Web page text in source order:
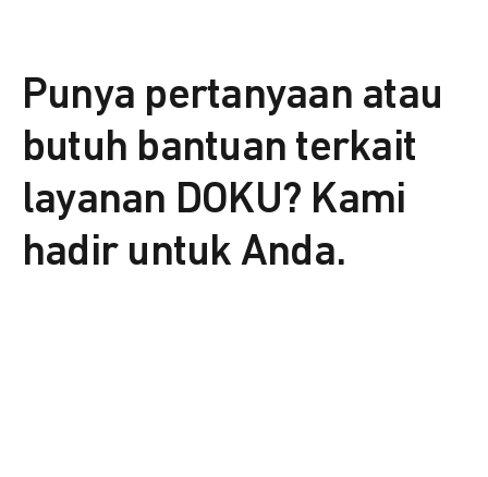
Punya pertanyaan atau
butuh bantuan terkait
layanan DOKU? Kami
hadir untuk Anda.